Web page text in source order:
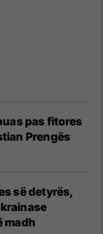
pas fitores
Prengës
së detyrës,
madh